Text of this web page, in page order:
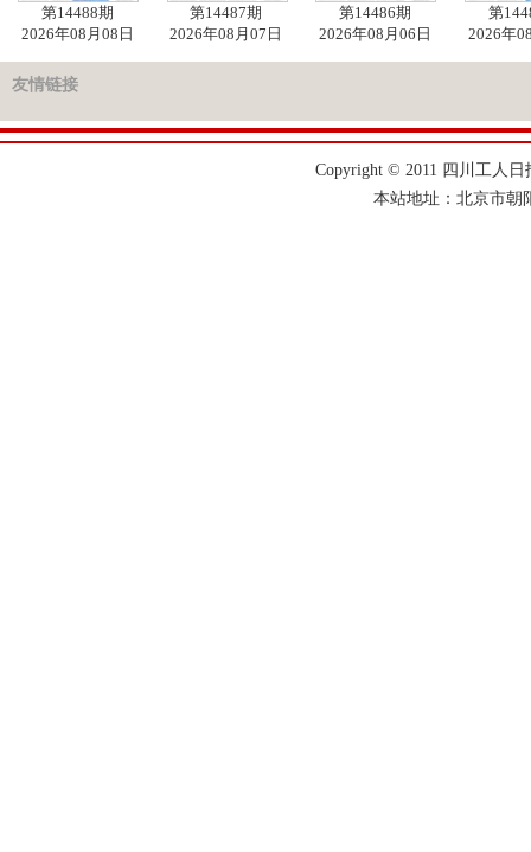
第14488期
2026年08月08日
第14487期
2026年08月07日
第14486期
2026年08月06日
第
2026年
友情链接
Copyright © 2011 四川工人
本站地址：北京市